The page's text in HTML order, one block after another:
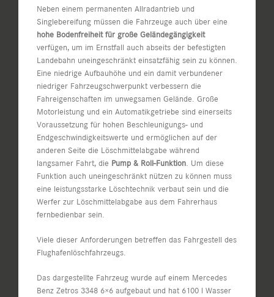
Neben einem permanenten Allradantrieb und
Singlebereifung müssen die Fahrzeuge auch über eine
hohe Bodenfreiheit für große Geländegängigkeit
verfügen, um im Ernstfall auch abseits der befestigten
Landebahn uneingeschränkt einsatzfähig sein zu können.
Eine niedrige Aufbauhöhe und ein damit verbundener
niedriger Fahrzeugschwerpunkt verbessern die
Fahreigenschaften im unwegsamen Gelände. Große
Motorleistung und ein Automatikgetriebe sind einerseits
Voraussetzung für hohen Beschleunigungs- und
Endgeschwindigkeitswerte und ermöglichen auf der
anderen Seite die Löschmittelabgabe während
langsamer Fahrt, die Pump & Roll-Funktion. Um diese
Funktion auch uneingeschränkt nützen zu können muss
eine leistungsstarke Löschtechnik verbaut sein und die
Werfer zur Löschmittelabgabe aus dem Fahrerhaus
fernbedienbar sein.
Viele dieser Anforderungen betreffen das Fahrgestell des
Flughafenlöschfahrzeugs.
Das dargestellte Fahrzeug wurde auf einem Mercedes
Benz Zetros 3348 6×6 aufgebaut und hat 6100 l Wasser